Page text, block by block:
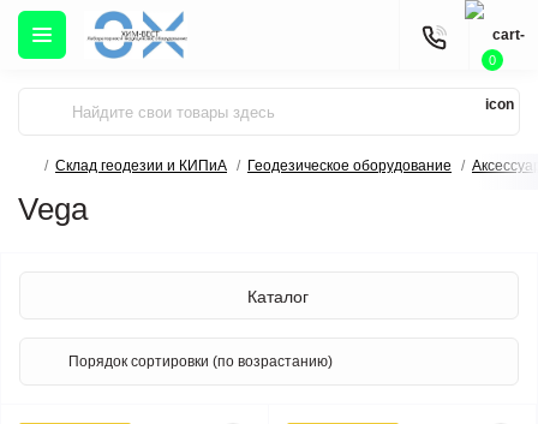
0
Склад геодезии и КИПиА Геодезическое оборудование
Vega
Каталог